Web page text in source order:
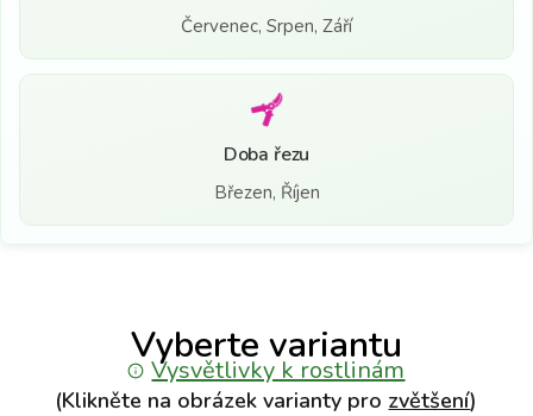
Červenec, Srpen, Září
Doba řezu
Březen, Říjen
Vyberte variantu
Vysvětlivky k rostlinám
(Klikněte na obrázek varianty pro zvětšení)